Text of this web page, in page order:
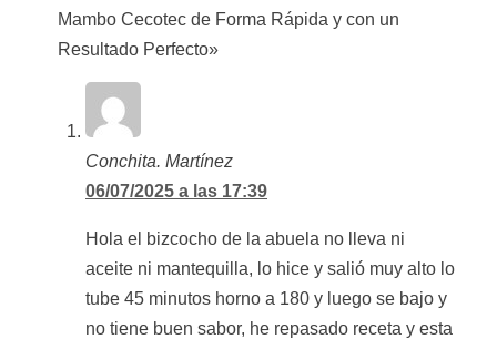
Mambo Cecotec de Forma Rápida y con un
Resultado Perfecto»
Conchita. Martínez
06/07/2025 a las 17:39
Hola el bizcocho de la abuela no lleva ni
aceite ni mantequilla, lo hice y salió muy alto lo
tube 45 minutos horno a 180 y luego se bajo y
no tiene buen sabor, he repasado receta y esta